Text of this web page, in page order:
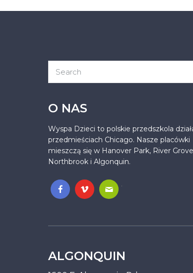
O NAS
Wyspa Dzieci to polskie przedszkola
przedmieściach Chicago. Nasze placówki
mieszczą się w Hanover Park, River
Northbrook i Algonquin.
.
ALGONQUIN